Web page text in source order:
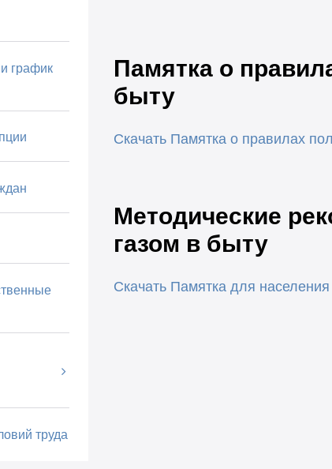
график
труда
Памятка о
быту
Скачать Памятка о правилах
Методические
газом в быту
Скачать Памятка для